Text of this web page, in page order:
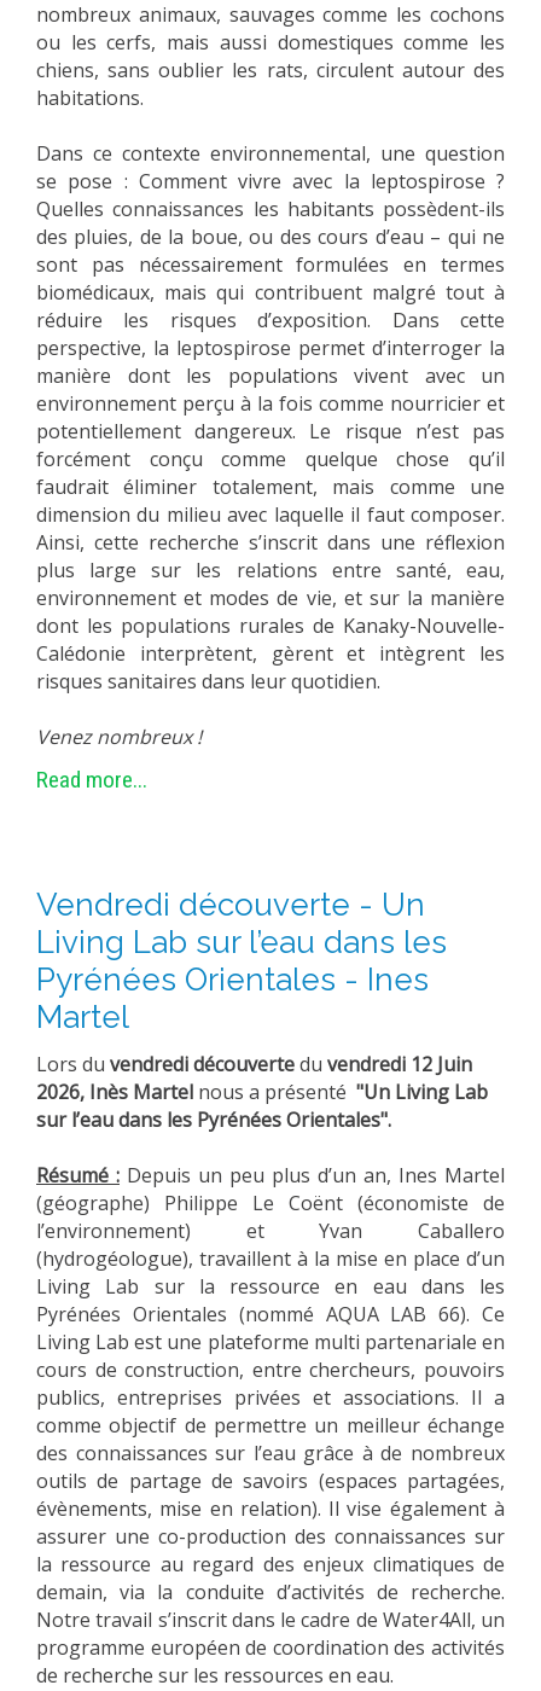
nombreux animaux, sauvages comme les cochons
ou les cerfs, mais aussi domestiques comme les
chiens, sans oublier les rats, circulent autour des
habitations.
Dans ce contexte environnemental, une question
se pose : Comment vivre avec la leptospirose ?
Quelles connaissances les habitants possèdent-ils
des pluies, de la boue, ou des cours d’eau – qui ne
sont pas nécessairement formulées en termes
biomédicaux, mais qui contribuent malgré tout à
réduire les risques d’exposition. Dans cette
perspective, la leptospirose permet d’interroger la
manière dont les populations vivent avec un
environnement perçu à la fois comme nourricier et
potentiellement dangereux. Le risque n’est pas
forcément conçu comme quelque chose qu’il
faudrait éliminer totalement, mais comme une
dimension du milieu avec laquelle il faut composer.
Ainsi, cette recherche s’inscrit dans une réflexion
plus large sur les relations entre santé, eau,
environnement et modes de vie, et sur la manière
dont les populations rurales de Kanaky-Nouvelle-
Calédonie interprètent, gèrent et intègrent les
risques sanitaires dans leur quotidien.
Venez nombreux !
Read more...
Vendredi découverte - Un
Living Lab sur l’eau dans les
Pyrénées Orientales - Ines
Martel
Lors du vendredi découvertedu vendredi 12 Juin
2026, Inès Martel nous a présenté "Un Living Lab
sur l’eau dans les Pyrénées Orientales".
Résumé : Depuis un peu plus d’un an, Ines Martel
(géographe) Philippe Le Coënt (économiste de
l’environnement) et Yvan Caballero
(hydrogéologue), travaillent à la mise en place d’un
Living Lab sur la ressource en eau dans les
Pyrénées Orientales (nommé AQUA LAB 66). Ce
Living Lab est une plateforme multi partenariale en
cours de construction, entre chercheurs, pouvoirs
publics, entreprises privées et associations. Il a
comme objectif de permettre un meilleur échange
des connaissances sur l’eau grâce à de nombreux
outils de partage de savoirs (espaces partagées,
évènements, mise en relation). Il vise également à
assurer une co-production des connaissances sur
la ressource au regard des enjeux climatiques de
demain, via la conduite d’activités de recherche.
Notre travail s’inscrit dans le cadre de Water4All, un
programme européen de coordination des activités
de recherche sur les ressources en eau.